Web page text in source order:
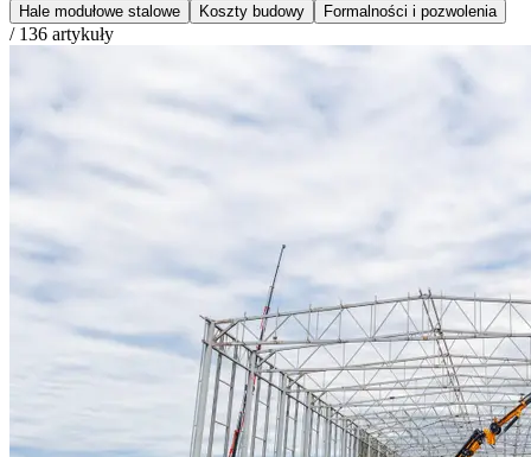
Hale modułowe stalowe
Koszty budowy Formalności i pozwolenia
/ 136 artykuły